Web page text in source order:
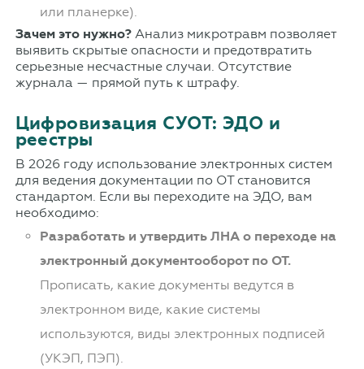
или планерке).
Зачем это нужно?Анализ микротравм позволяет
выявить скрытые опасности и предотвратить
серьезные несчастные случаи. Отсутствие
журнала — прямой путь к штрафу.
Цифровизация СУОТ: ЭДО и
реестры
В 2026 году использование электронных систем
для ведения документации по ОТ становится
стандартом. Если вы переходите на ЭДО, вам
необходимо:
Разработать и утвердить ЛНА о переходе на
электронный документооборот по ОТ.
Прописать, какие документы ведутся в
электронном виде, какие системы
используются, виды электронных подписей
(УКЭП, ПЭП).